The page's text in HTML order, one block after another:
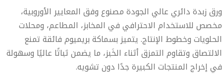
زبدة دائري عالي الجودة مصنوع وفقالمعايير الأوروبية،
للاستخدام الاحترافي في المخابز، المطاعم، ومحلات
وخطوط الإنتاج. يتميز بسماكة بريميوم فائقة تمنع
وتقاوم التمزق أثناء الخَبز، ما يضمن ثباتًا عاليًا وسهولة
إخراج المنتجات الكبيرة جدًا دون تشويه.